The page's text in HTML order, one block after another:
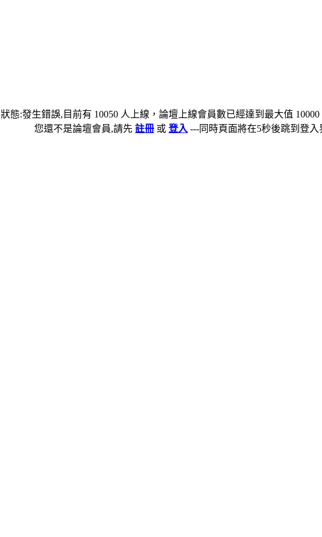
狀態:發生錯誤,目前有 10050 人上線，論壇上線會員數已經達到最大值
您還不是論壇會員,請先 註冊 或 登入 ---同時頁面將在5秒後跳到登入